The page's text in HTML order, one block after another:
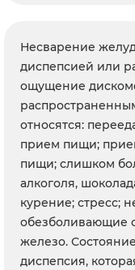
Несварение
диспепсией или
ощущение
относятся:
прием пищи;
пищи; слишком
алкоголя,
курение; стресс;
обезболивающие
железо.
диспепсия,